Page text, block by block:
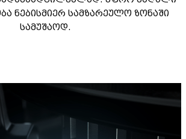
ნებისმიერ სამზარეულო ზონაში
სამუშაოდ.